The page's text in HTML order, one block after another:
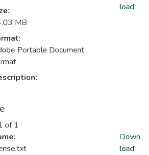
MB
Portable Document
load
of 1
Down
load